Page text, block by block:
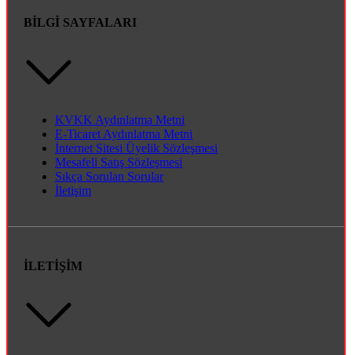
BİLGİ SAYFALARI
KVKK Aydınlatma Metni
E-Ticaret Aydınlatma Metni
İnternet Sitesi Üyelik Sözleşmesi
Mesafeli Satış Sözleşmesi
Sıkça Sorulan Sorular
İletişim
İLETİŞİM